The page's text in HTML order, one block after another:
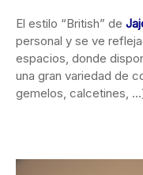
El estilo “British” de
personal y se ve
espacios, donde
una gran variedad de
gemelos, calcetines,